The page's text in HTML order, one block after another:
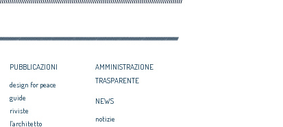
PUBBLICAZIONI
design for peace
guide
riviste
l'architetto
AMMINISTRAZIONE
TRASPARENTE
NEWS
notizie